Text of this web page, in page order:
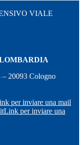
VIALE
– 20093 Cologno
per inviare una mail
Link per inviare una